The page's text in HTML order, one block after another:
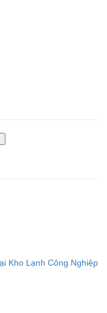
Kho Lạnh Công Nghiệp